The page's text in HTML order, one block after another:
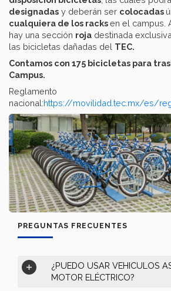
designadas y deberán ser colocadas
cualquiera de los racksen el campus.
hay una sección roja destinada
las bicicletas dañadas del TEC.
Contamos con 175 bicicletas para
Campus.
Reglamento
nacional:https://movilidad.tec.mx/es/
PREGUNTAS FRECUENTES
¿PUEDO USAR VEHICULOS
MOTOR ELÉCTRICO?